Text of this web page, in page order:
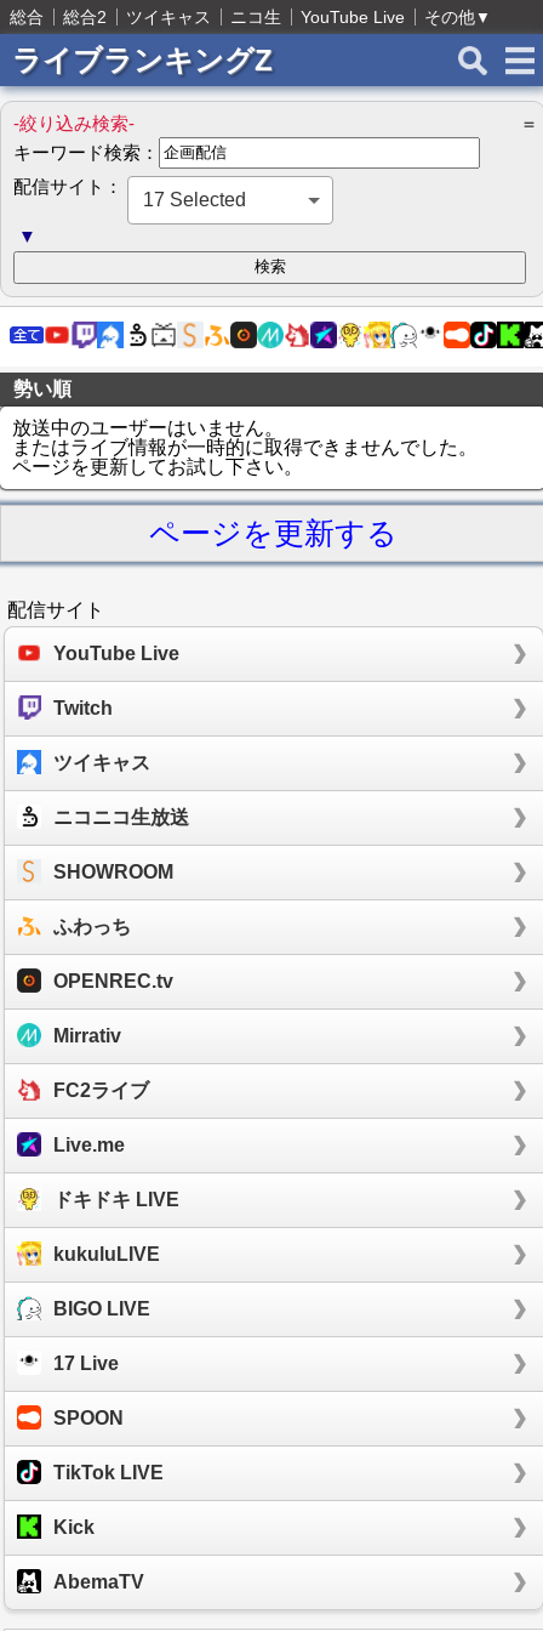
総合 総合2 ツイキャス ニコ生 YouTube Live その他▼
ライブランキングZ
-絞り込み検索-
＝
キーワード検索：
配信サイト：
17 Selected
▼
勢い順
放送中のユーザーはいません。
またはライブ情報が一時的に取得できませんでした。
ページを更新してお試し下さい。
ページを更新する
配信サイト
YouTube Live
Twitch
ツイキャス
ニコニコ生放送
SHOWROOM
ふわっち
OPENREC.tv
Mirrativ
FC2ライブ
Live.me
ドキドキ LIVE
kukuluLIVE
BIGO LIVE
17 Live
SPOON
TikTok LIVE
Kick
AbemaTV